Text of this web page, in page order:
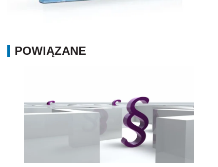
POWIĄZANE